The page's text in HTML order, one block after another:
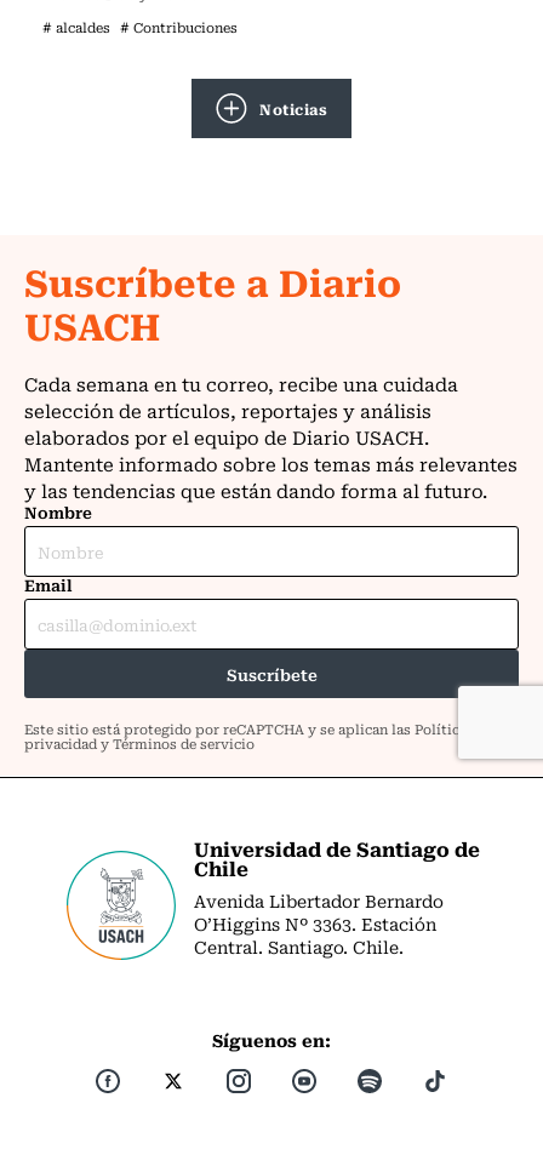
# alcaldes # Contribuciones
Noticias
Universidad de Santiago de
Chile
Avenida Libertador Bernardo
O’Higgins Nº 3363. Estación
Central. Santiago. Chile.
Síguenos en: